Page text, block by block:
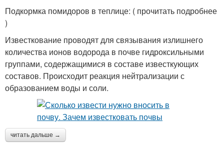
Подкормка помидоров в теплице: ( прочитать подробнее
)
Известкование проводят для связывания излишнего
количества ионов водорода в почве гидроксильными
группами, содержащимися в составе известкующих
составов. Происходит реакция нейтрализации с
образованием воды и соли.
читать дальше →